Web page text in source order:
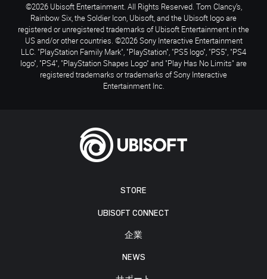
STORE
UBISOFT CONNECT
企業
NEWS
©2026 Ubisoft Entertainment. All Rights Reserved. Tom Clancy’s,
Rainbow Six, the Soldier Icon, Ubisoft, and the Ubisoft logo are
registered or unregistered trademarks of Ubisoft Entertainment in the
US and/or other countries. ©2026 Sony Interactive Entertainment
LLC. "PlayStation Family Mark", "PlayStation", "PS5 logo", "PS5", "PS4
logo", "PS4", "PlayStation Shapes Logo" and "Play Has No Limits" are
registered trademarks or trademarks of Sony Interactive
Entertainment Inc.